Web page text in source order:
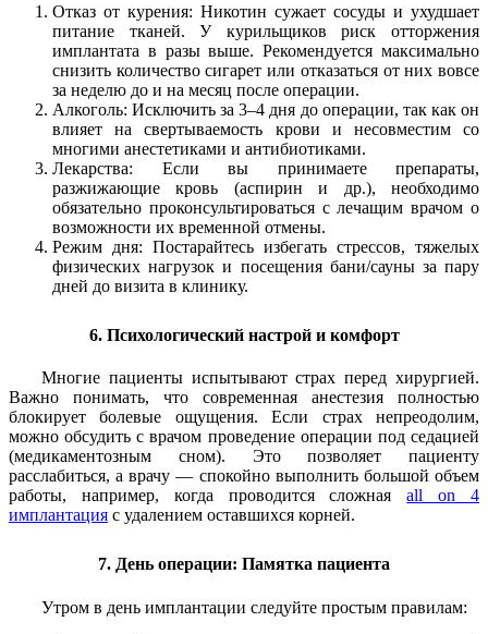
Отказ от курения: Никотин сужает сосуды и ухудшает
питание тканей. У курильщиков риск отторжения
имплантата в разы выше. Рекомендуется максимально
снизить количество сигарет или отказаться от них вовсе
за неделю до и на месяц после операции.
Алкоголь: Исключить за 3–4 дня до операции, так как он
влияет на свертываемость крови и несовместим со
многими анестетиками и антибиотиками.
Лекарства: Если вы принимаете препараты,
разжижающие кровь (аспирин и др.), необходимо
обязательно проконсультироваться с лечащим врачом о
возможности их временной отмены.
Режим дня: Постарайтесь избегать стрессов, тяжелых
физических нагрузок и посещения бани/сауны за пару
дней до визита в клинику.
6. Психологический настрой и комфорт
Многие пациенты испытывают страх перед хирургией.
Важно понимать, что современная анестезия полностью
блокирует болевые ощущения. Если страх непреодолим,
можно обсудить с врачом проведение операции под седацией
(медикаментозным сном). Это позволяет пациенту
расслабиться, а врачу — спокойно выполнить большой объем
работы, например, когда проводится сложнаяall on 4
имплантация с удалением оставшихся корней.
7. День операции: Памятка пациента
Утром в день имплантации следуйте простым правилам: